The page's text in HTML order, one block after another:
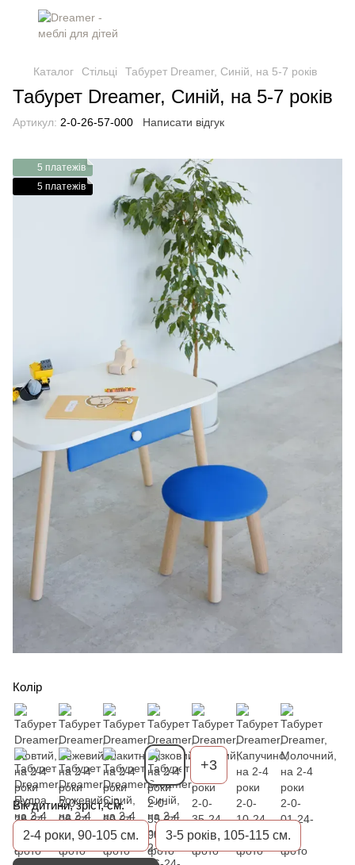
Каталог Стільці Табурет Dreamer, Синій, на 5-7 років
Табурет Dreamer, Синій, на 5-7 років
Артикул: 2-0-26-57-000 Написати відгук
5 платежів
5 платежів
Колір
+3
Вік дитини, зріст, см.
2-4 роки, 90-105 см. 3-5 років, 105-115 см.